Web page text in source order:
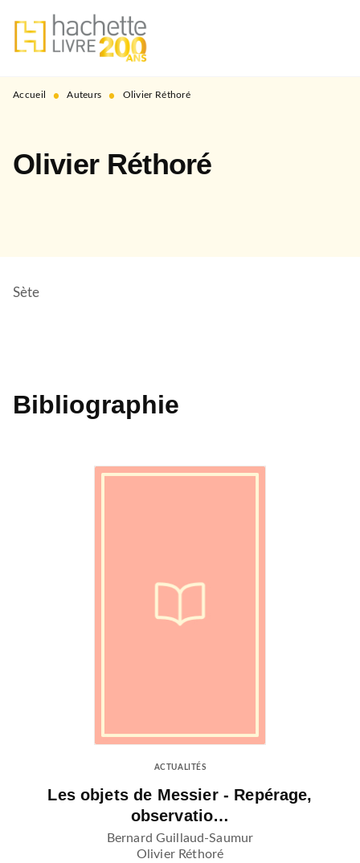
MENU RECHERCHE
PIED DE PAGE
Accueil • Auteurs • Olivier Réthoré
Olivier Réthoré
Sète
Bibliographie
ACTUALITÉS
Les objets de Messier - Repérage,
observatio…
Bernard Guillaud-Saumur
Olivier Réthoré